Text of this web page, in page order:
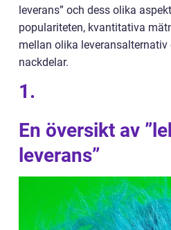
leverans” och dess olika
populariteten, kvantitativa
mellan olika
nackdelar.
1.
En översikt av
leverans”